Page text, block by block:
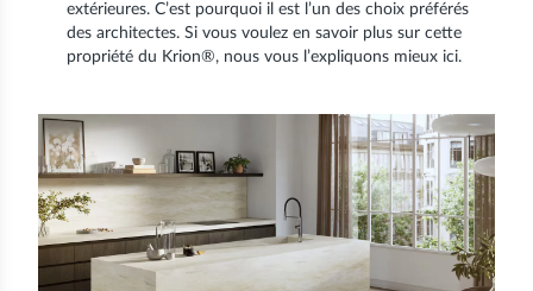
extérieures. C’est pourquoi il est l’un des choix préférés
des architectes. Si vous voulez en savoir plus sur cette
propriété du Krion®, nous vous l’expliquons mieux ici.